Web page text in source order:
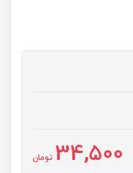
34,500 تومان